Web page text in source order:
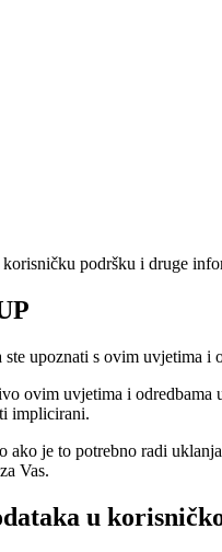
podršku i druge
upoznati s ovim uvjetima
ovim uvjetima i
implicirani.
ako je to potrebno radi
Vas.
u